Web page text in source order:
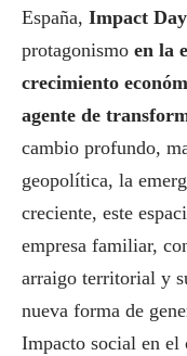
España, Impact Day
protagonismo en la
crecimiento
agente de
cambio profundo,
geopolítica, la
creciente, este
empresa familiar,
arraigo territorial y
nueva forma de
Impacto social en el